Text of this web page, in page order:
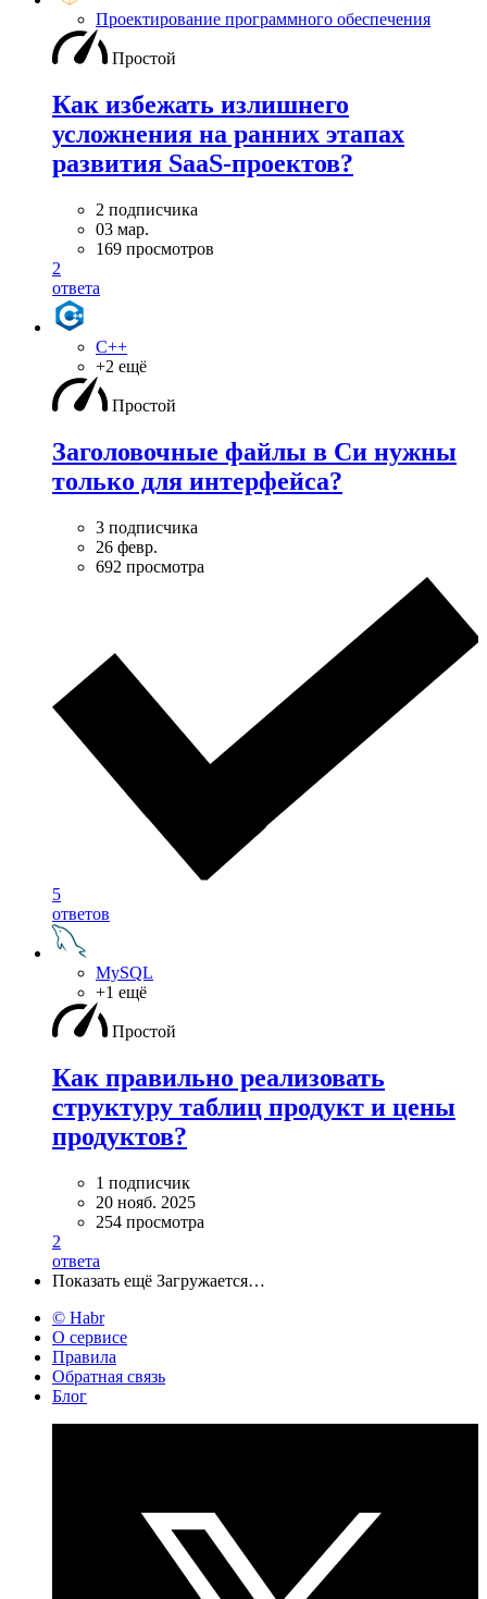
Проектирование программного обеспечения
Простой
Как избежать излишнего
усложнения на ранних этапах
развития SaaS-проектов?
2 подписчика
03 мар.
169 просмотров
2
ответа
C++
+2 ещё
Простой
Заголовочные файлы в Си нужны
только для интерфейса?
3 подписчика
26 февр.
692 просмотра
5
ответов
MySQL
+1 ещё
Простой
Как правильно реализовать
структуру таблиц продукт и цены
продуктов?
1 подписчик
20 нояб. 2025
254 просмотра
2
ответа
Показать ещё Загружается…
© Habr
О сервисе
Правила
Обратная связь
Блог